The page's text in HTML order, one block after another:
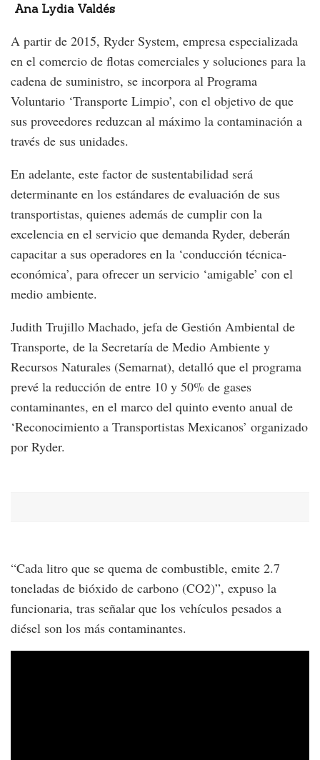
Ana Lydia Valdés
A partir de 2015, Ryder System, empresa especializada
en el comercio de flotas comerciales y soluciones para la
cadena de suministro, se incorpora al Programa
Voluntario ‘Transporte Limpio’, con el objetivo de que
sus proveedores reduzcan al máximo la contaminación a
través de sus unidades.
En adelante, este factor de sustentabilidad será
determinante en los estándares de evaluación de sus
transportistas, quienes además de cumplir con la
excelencia en el servicio que demanda Ryder, deberán
capacitar a sus operadores en la ‘conducción técnica-
económica’, para ofrecer un servicio ‘amigable’ con el
medio ambiente.
Judith Trujillo Machado, jefa de Gestión Ambiental de
Transporte, de la Secretaría de Medio Ambiente y
Recursos Naturales (Semarnat), detalló que el programa
prevé la reducción de entre 10 y 50% de gases
contaminantes, en el marco del quinto evento anual de
‘Reconocimiento a Transportistas Mexicanos’ organizado
por Ryder.
“Cada litro que se quema de combustible, emite 2.7
toneladas de bióxido de carbono (CO2)”, expuso la
funcionaria, tras señalar que los vehículos pesados a
diésel son los más contaminantes.